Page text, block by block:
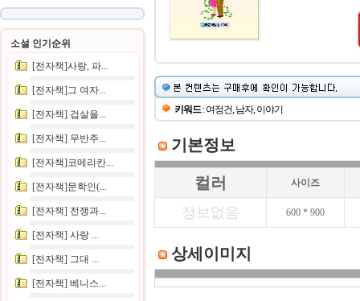
소설 인기순위
[전자책]사랑, 파...
[전자책]그 여자...
[전자책] 겁살을...
[전자책] 무반주...
[전자책]코메리칸...
[전자책]문학인(...
[전자책] 전쟁과...
[전자책] 사랑 ...
[전자책] 그대 ...
[전자책] 베니스...
키워드: 여정건, 남자, 이야기
기본정보
컬러 사이즈
정보없음 600 * 900
상세이미지